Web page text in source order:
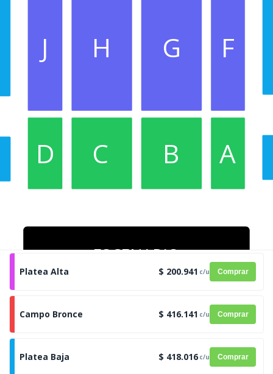
ESCENARIO
J H G F
D C B A
Platea Alta $ 200.941 c/u Comprar
Campo Bronce $ 416.141 c/u Comprar
Platea Baja $ 418.016 c/u Comprar